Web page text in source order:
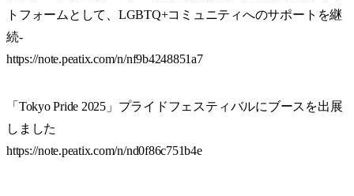
トフォームとして、LGBTQ+コミュニティへのサポートを継
続-
https://note.peatix.com/n/nf9b4248851a7
「Tokyo Pride 2025」プライドフェスティバルにブースを出展
しました
https://note.peatix.com/n/nd0f86c751b4e